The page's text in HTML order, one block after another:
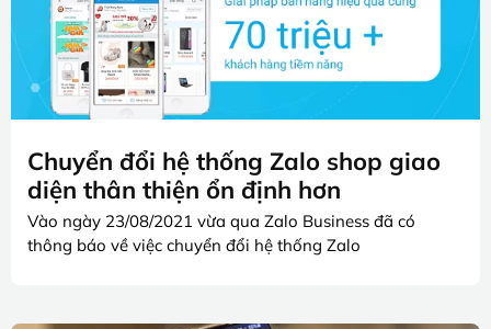
Chuyển đổi hệ thống Zalo shop giao
diện thân thiện ổn định hơn
Vào ngày 23/08/2021 vừa qua Zalo Business đã có
thông báo về việc chuyển đổi hệ thống Zalo